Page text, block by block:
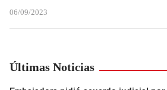
06/09/2023
Últimas Noticias